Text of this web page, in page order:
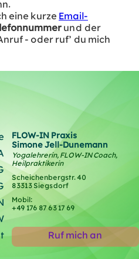
eine kurze Email-
und der
- oder ruf' du mich
FLOW-IN Praxis
Simone Jell-Dunemann
Yogalehrerin, FLOW-IN Coach,
Heilpraktikerin
Scheichenbergstr. 40
83313 Siegsdorf
Mobil:
‭+49 176 87 63 17 69‬
Ruf mich an